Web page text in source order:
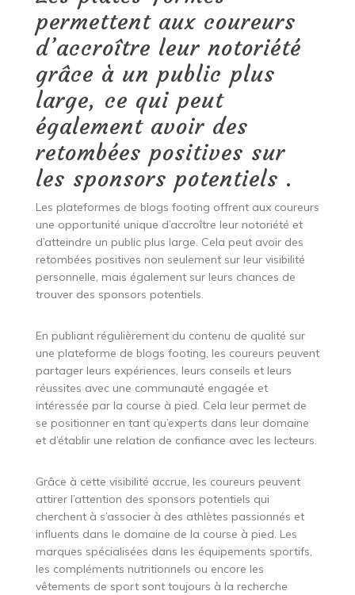
permettent aux coureurs
d’accroître leur notoriété
grâce à un public plus
large, ce qui peut
également avoir des
retombées positives sur
les sponsors potentiels .
Les plateformes de blogs footing offrent aux coureurs
une opportunité unique d’accroître leur notoriété et
d’atteindre un public plus large. Cela peut avoir des
retombées positives non seulement sur leur visibilité
personnelle, mais également sur leurs chances de
trouver des sponsors potentiels.
En publiant régulièrement du contenu de qualité sur
une plateforme de blogs footing, les coureurs peuvent
partager leurs expériences, leurs conseils et leurs
réussites avec une communauté engagée et
intéressée par la course à pied. Cela leur permet de
se positionner en tant qu’experts dans leur domaine
et d’établir une relation de confiance avec les lecteurs.
Grâce à cette visibilité accrue, les coureurs peuvent
attirer l’attention des sponsors potentiels qui
cherchent à s’associer à des athlètes passionnés et
influents dans le domaine de la course à pied. Les
marques spécialisées dans les équipements sportifs,
les compléments nutritionnels ou encore les
vêtements de sport sont toujours à la recherche